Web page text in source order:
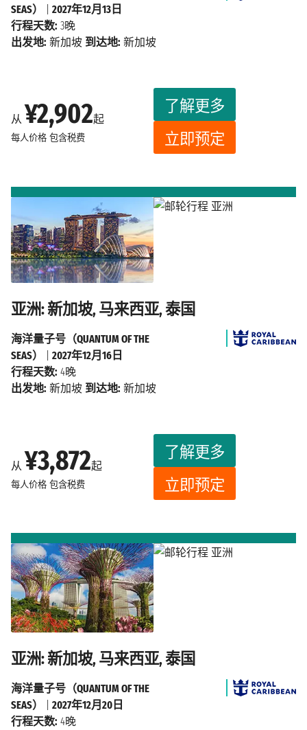
从 ¥2,902起
每人价格 包含税费
了解更多
立即预定
SEAS）
2027年12月13日
行程天数: 3晚
出发地: 新加坡 到达地: 新加坡
亚洲: 新加坡, 马来西亚, 泰国
从 ¥3,872起
每人价格 包含税费
了解更多
立即预定
海洋量子号（QUANTUM OF THE
SEAS）
2027年12月16日
行程天数: 4晚
出发地: 新加坡 到达地: 新加坡
亚洲: 新加坡, 马来西亚, 泰国
海洋量子号（QUANTUM OF THE
SEAS）
2027年12月20日
行程天数: 4晚